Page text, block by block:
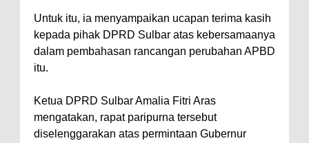
Untuk itu, ia menyampaikan ucapan terima kasih
kepada pihak DPRD Sulbar atas kebersamaanya
dalam pembahasan rancangan perubahan APBD
itu.
Ketua DPRD Sulbar Amalia Fitri Aras
mengatakan, rapat paripurna tersebut
diselenggarakan atas permintaan Gubernur